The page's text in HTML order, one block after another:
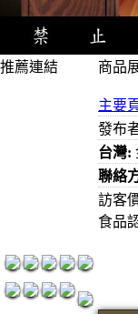
推薦連結 商品
主要
發布
台灣:
聯絡
訪客
食品